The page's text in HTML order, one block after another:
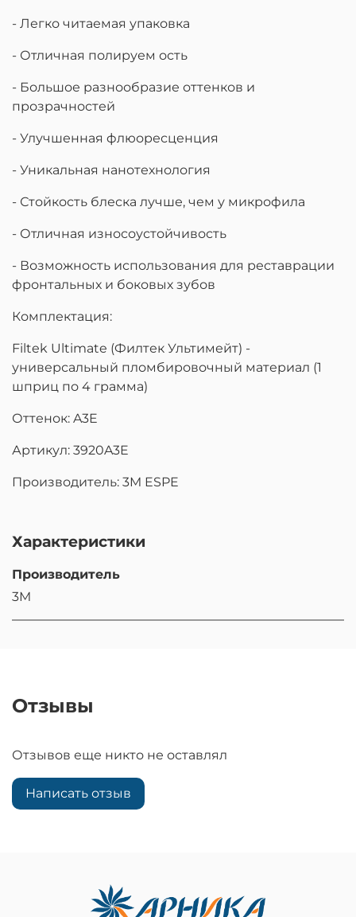
- Легко читаемая упаковка
- Отличная полируем ость
- Большое разнообразие оттенков и
прозрачностей
- Улучшенная флюоресценция
- Уникальная нанотехнология
- Стойкость блеска лучше, чем у микрофила
- Отличная износоустойчивость
- Возможность использования для реставрации
фронтальных и боковых зубов
Комплектация:
Filtek Ultimate (Филтек Ультимейт) -
универсальный пломбировочный материал (1
шприц по 4 грамма)
Оттенок: A3E
Артикул: 3920A3E
Производитель: 3M ESPE
Характеристики
Производитель
3M
Отзывы
Отзывов еще никто не оставлял
Написать отзыв